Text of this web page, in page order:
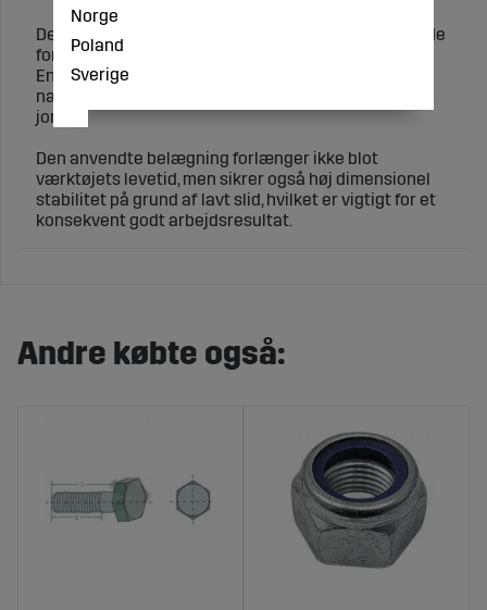
Den anvendte belægningsproces sikrer fremragende
forankring af belægningen på basekroppen.
En helt eller delvist afskillelse af belægningen er
næsten umulig på grund af stød forårsaget af sten i
jorden.
Den anvendte belægning forlænger ikke blot
værktøjets levetid, men sikrer også høj dimensionel
stabilitet på grund af lavt slid, hvilket er vigtigt for et
konsekvent godt arbejdsresultat.
Andre købte også:
Norge
Poland
Sverige